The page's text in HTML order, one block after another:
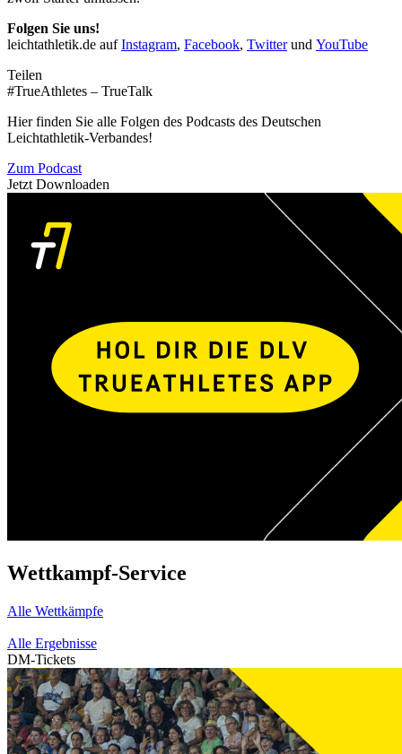
Folgen Sie uns!
leichtathletik.de aufInstagram, Facebook, Twitterund YouTube
Teilen
#TrueAthletes – TrueTalk
Hier finden Sie alle Folgen des Podcasts des Deutschen
Leichtathletik-Verbandes!
Zum Podcast
Jetzt Downloaden
Wettkampf-Service
Alle Wettkämpfe
Alle Ergebnisse
DM-Tickets